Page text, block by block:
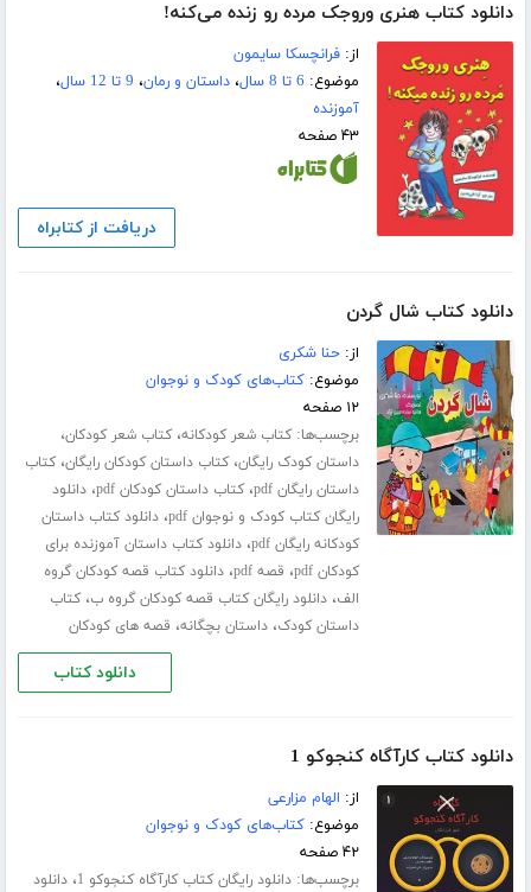
دانلود کتاب هنری وروجک مرده رو زنده می‌کنه!
از:فرانچسکا سایمون
موضوع: 6 تا 8 سال ،داستان و رمان، 9 تا 12 سال
،
آموزنده
۴۳ صفحه
دریافت از کتابراه
دانلود کتاب شال گردن
از:حنا شکری
موضوع:کتاب‌های کودک و نوجوان
۱۲ صفحه
برچسب‌ها:کتاب شعر کودکانه،کتاب شعر کودکان،
داستان کودک رایگان،کتاب داستان کودکان رایگان،کتاب
داستان رایگان pdf
،کتاب داستان کودکان pdf ،دانلود
رایگان کتاب کودک و نوجوان pdf
،دانلود کتاب داستان
کودکانه رایگان pdf
،دانلود کتاب داستان آموزنده برای
کودکان pdf
، قصه pdf ،دانلود کتاب قصه کودکان گروه
الف،دانلود رایگان کتاب قصه کودکان گروه ب،کتاب
داستان کودک،داستان بچگانه، قصه های کودکان
دانلود کتاب
دانلود کتاب کارآگاه کنجوکو 1
از: الهام مزارعی
موضوع:کتاب‌های کودک و نوجوان
۴۲ صفحه
برچسب‌ها:دانلود رایگان کتاب کارآگاه کنجوکو 1 ،دانلود